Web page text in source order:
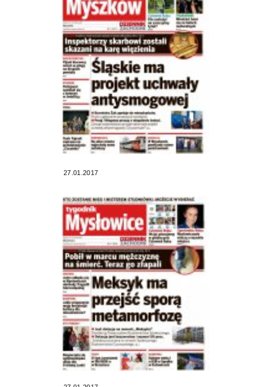
27.01.2017